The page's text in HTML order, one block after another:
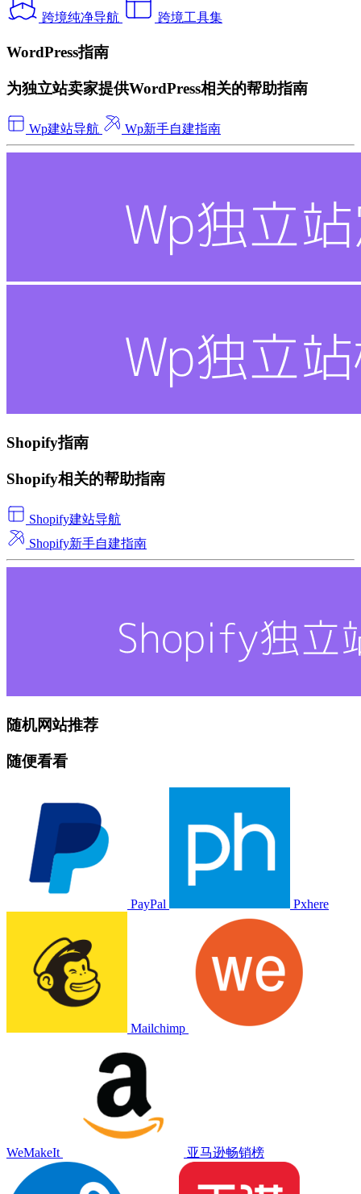
跨境纯净导航 跨境工具集
WordPress指南
为独立站卖家提供WordPress相关的帮助指南
Wp建站导航 Wp新手自建指南
Shopify指南
Shopify相关的帮助指南
Shopify建站导航
Shopify新手自建指南
随机网站推荐
随便看看
PayPal Pxhere
Mailchimp
WeMakeIt 亚马逊畅销榜